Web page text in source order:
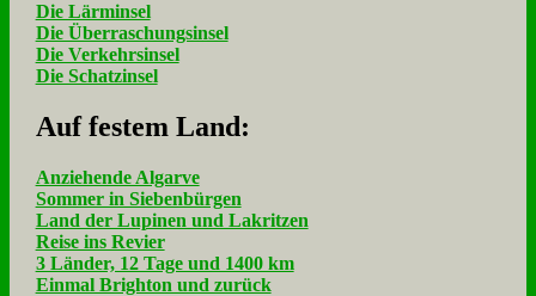
Die Lärminsel
Die Überraschungsinsel
Die Verkehrsinsel
Die Schatzinsel
Auf fe­stem Land:
Anziehende Algarve
Sommer in Siebenbürgen
Land der Lupinen und Lakritzen
Reise ins Revier
3 Länder, 12 Tage und 1400 km
Einmal Brighton und zurück